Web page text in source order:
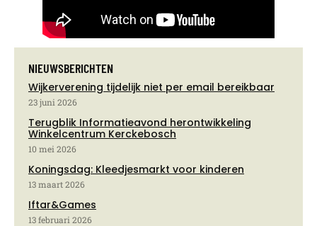
NIEUWSBERICHTEN
Wijkerverening tijdelijk niet per email bereikbaar
23 juni 2026
Terugblik Informatieavond herontwikkeling
Winkelcentrum Kerckebosch
10 mei 2026
Koningsdag: Kleedjesmarkt voor kinderen
13 maart 2026
Iftar&Games
13 februari 2026